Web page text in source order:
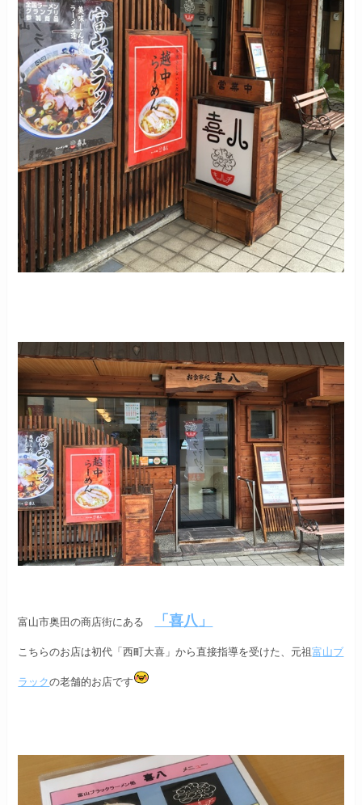
富山市奥田の商店街にある 「喜八」
こちらのお店は初代「西町大喜」から直接指導を受けた、 元祖富山ブ
ラックの老舗的お店です